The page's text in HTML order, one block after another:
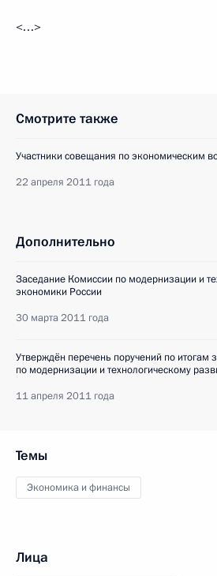
<…>
Смотрите также
Участники совещания по экономическим
22 апреля 2011 года
Дополнительно
Заседание Комиссии по модернизации и
экономики России
30 марта 2011 года
Утверждён перечень поручений по итогам
по модернизации и технологическому
11 апреля 2011 года
Темы
Экономика и финансы
Лица